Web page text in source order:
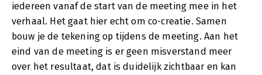
iedereen vanaf de start van de meeting mee in het
verhaal. Het gaat hier echt om co-creatie. Samen
bouw je de tekening op tijdens de meeting. Aan het
eind van de meeting is er geen misverstand meer
over het resultaat, dat is duidelijk zichtbaar en kan